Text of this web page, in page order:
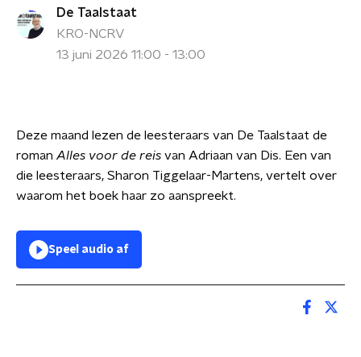
De Taalstaat
KRO-NCRV
13 juni 2026 11:00 - 13:00
Deze maand lezen de leesteraars van De Taalstaat de
roman Alles voor de reis van Adriaan van Dis. Een van
die leesteraars, Sharon Tiggelaar-Martens, vertelt over
waarom het boek haar zo aanspreekt.
Speel audio af